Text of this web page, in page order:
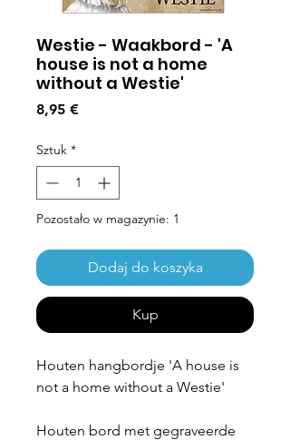
Westie - Waakbord - 'A
house is not a home
without a Westie'
8,95 €Cena
Sztuk *
Pozostało w magazynie: 1
Dodaj do koszyka
Kup
Houten hangbordje 'A house is
not a home without a Westie'
Houten bord met gegraveerde